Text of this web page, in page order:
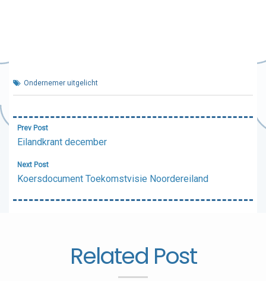
Ondernemer uitgelicht
Bericht
navigatie
Prev Post
Eilandkrant december
Next Post
Koersdocument Toekomstvisie Noordereiland
Related Post